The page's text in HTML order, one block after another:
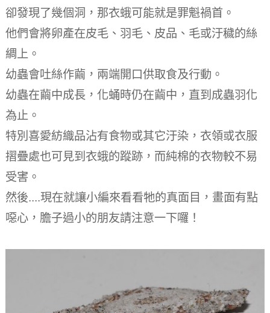
卻發現了幾個洞，那衣蛾可能就是罪魁禍首。
他們會將卵產在皮毛、羽毛、皮品、毛或汙穢的絲
綢上。
幼蟲會吐絲作繭，兩端開口供取食及行動。
幼蟲在繭中成長，化蛹時仍在繭中，直到成蟲羽化
為止。
特別喜愛紡織品沾有食物或其它汙染，衣領或衣服
摺疊處也可見到衣蛾的蹤跡，而純棉的衣物較不易
受害。
然後....現在就讓小編來看看牠的真面目，畫面有點
噁心，膽子過小的朋友請注意一下囉！